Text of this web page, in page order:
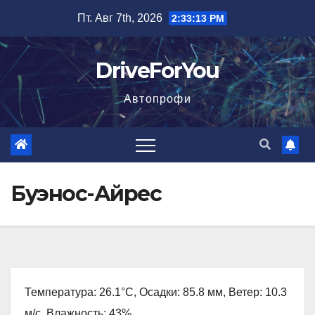
содержимому
Пт. Авг 7th, 2026 2:33:14 PM
DriveForYou
Автопрофи
Буэнос-Айрес
Температура: 26.1°C, Осадки: 85.8 мм, Ветер: 10.3